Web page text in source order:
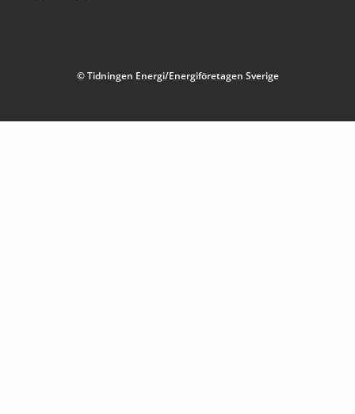
© Tidningen Energi/Energiföretagen Sverige